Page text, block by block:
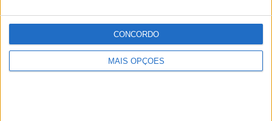
MAIS OPÇÕES
CONCORDO